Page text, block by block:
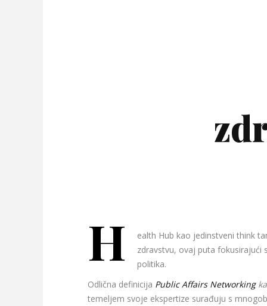
H
ealth Hub kao jedinstveni think
zdravstvu, ovaj puta fokusirajući
politika.
Odlična definicija Public Affairs Networking
temeljem svoje ekspertize surađuju s